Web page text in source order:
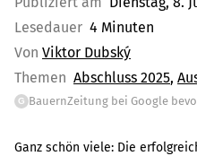
Lesedauer 4 Minuten
Von Viktor Dubský
Themen Abschluss 2025
G BauernZeitung bei Google
Ganz schön viele: Die